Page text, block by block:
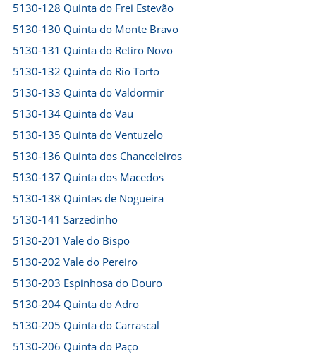
5130-128 Quinta do Frei Estevão
5130-130 Quinta do Monte Bravo
5130-131 Quinta do Retiro Novo
5130-132 Quinta do Rio Torto
5130-133 Quinta do Valdormir
5130-134 Quinta do Vau
5130-135 Quinta do Ventuzelo
5130-136 Quinta dos Chanceleiros
5130-137 Quinta dos Macedos
5130-138 Quintas de Nogueira
5130-141 Sarzedinho
5130-201 Vale do Bispo
5130-202 Vale do Pereiro
5130-203 Espinhosa do Douro
5130-204 Quinta do Adro
5130-205 Quinta do Carrascal
5130-206 Quinta do Paço